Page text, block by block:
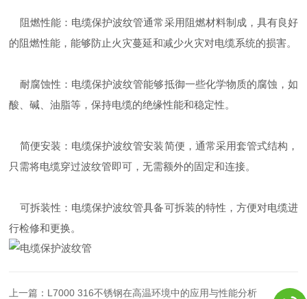
阻燃性能：电缆保护波纹管通常采用阻燃材料制成，具有良好
的阻燃性能，能够防止火灾蔓延和减少火灾对电缆系统的损害。
耐腐蚀性：电缆保护波纹管能够抵御一些化学物质的腐蚀，如
酸、碱、油脂等，保持电缆的绝缘性能和稳定性。
简便安装：电缆保护波纹管安装简便，通常采用套管式结构，
只需将电缆穿过波纹管即可，无需额外的固定和连接。
可拆装性：电缆保护波纹管具备可拆装的特性，方便对电缆进
行检修和更换。
上一篇： L7000 316不锈钢在高温环境中的应用与性能分析